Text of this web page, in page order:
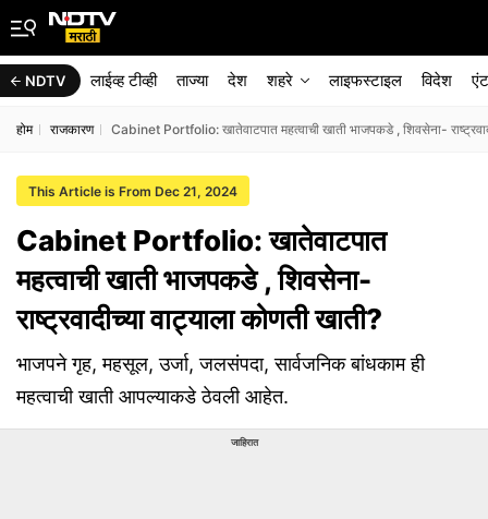
NDTV लाईव्ह टीव्ही ताज्या देश शहरे लाइफस्टाइल विदेश
होम राजकारण Cabinet Portfolio: खातेवाटपात महत्वाची खाती भाजपकडे , शिवसेना-
This Article is From Dec 21, 2024
Cabinet Portfolio: खातेवाटपात
महत्वाची खाती भाजपकडे , शिवसेना-
राष्ट्रवादीच्या वाट्याला कोणती खाती?
भाजपने गृह, महसूल, उर्जा, जलसंपदा, सार्वजनिक बांधकाम ही
महत्वाची खाती आपल्याकडे ठेवली आहेत.
जाहिरात